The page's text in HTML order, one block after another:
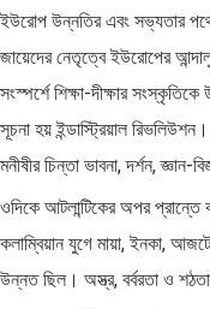
ইউরোপ উন্নতির এবং সভ্যতার পথে
জায়েদের নেতৃত্বে ইউরোপের
সংস্পর্শে শিক্ষা-দীক্ষার
সূচনা হয় ইন্ডাস্ট্রিয়াল
মনীষীর চিন্তা ভাবনা, দর্শন, জ্ঞান-
ওদিকে আটলান্টিকের অপর
কলাম্বিয়ান যুগে মায়া, ইনকা,
উন্নত ছিল। অস্ত্র, বর্বরতা ও